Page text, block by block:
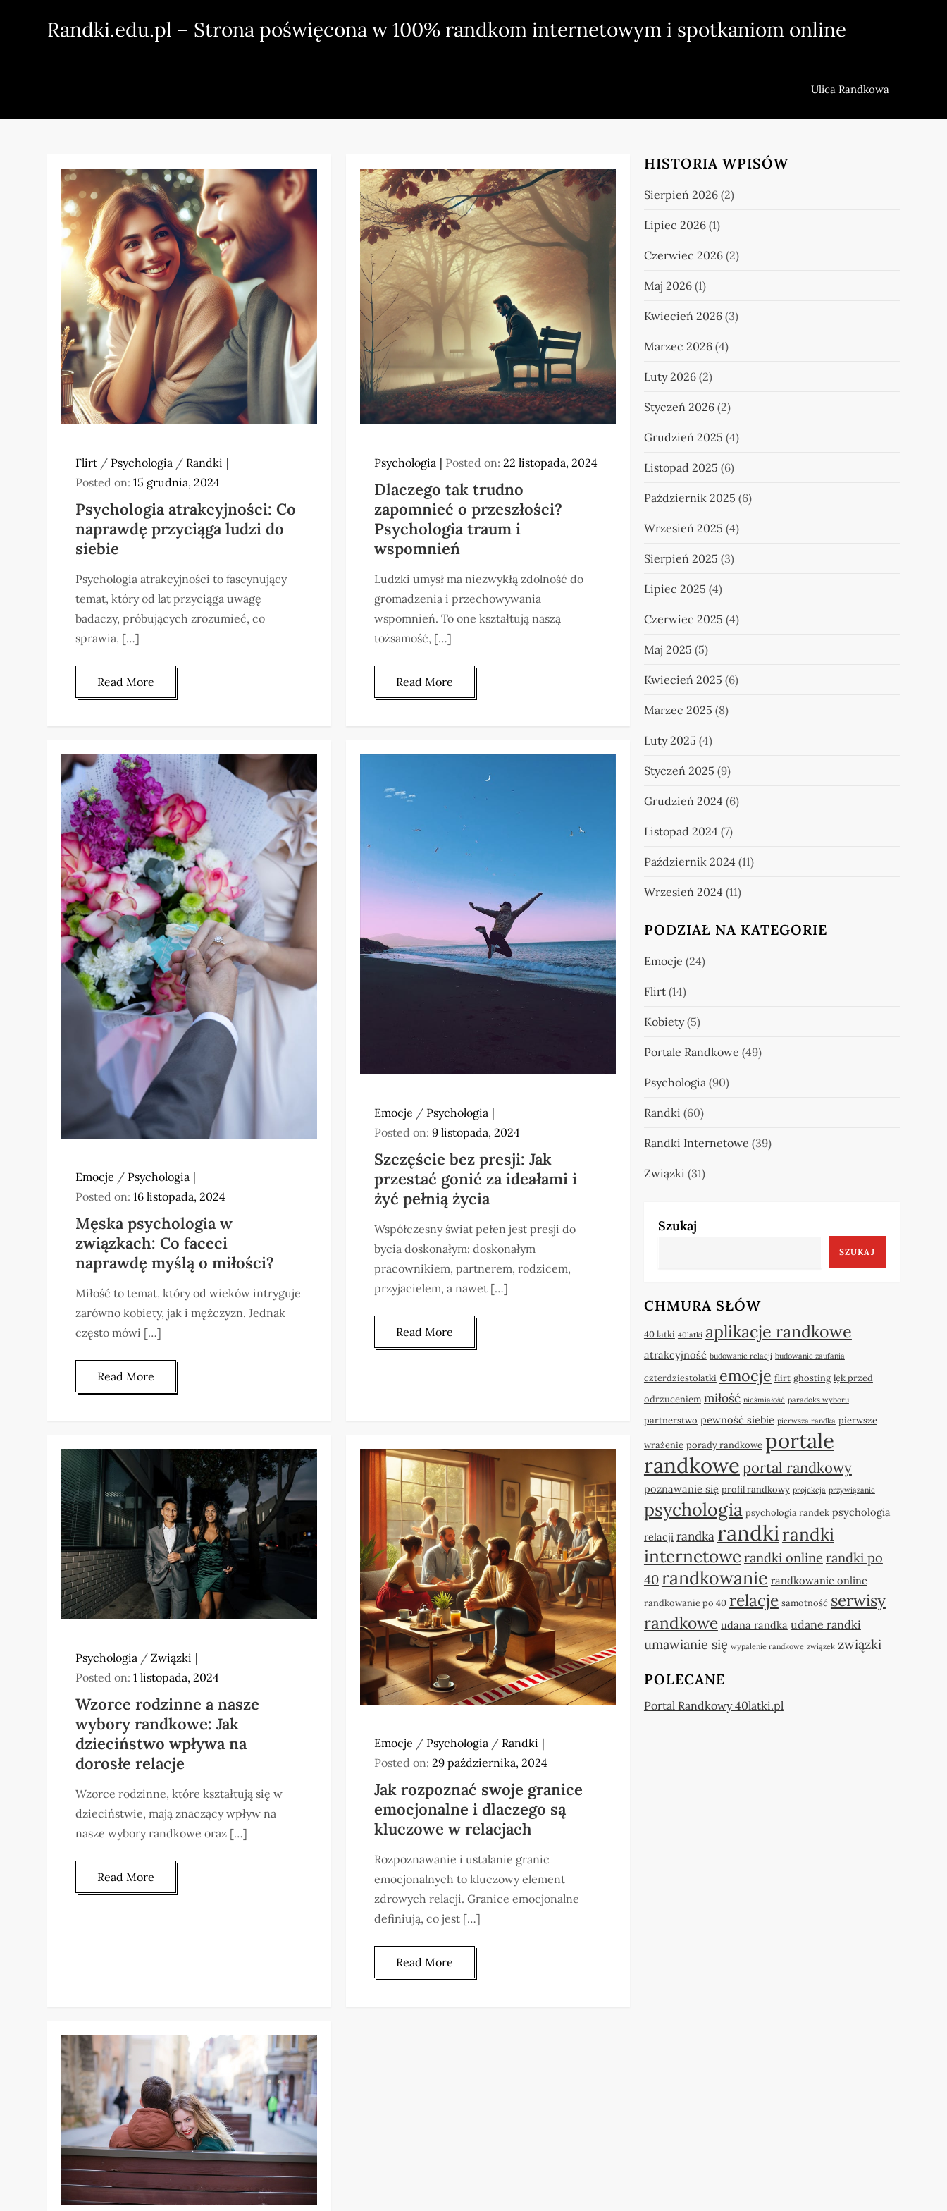
Randki.edu.pl – Strona poświęcona w 100% randkom internetowym i spotkaniom online
Ulica Randkowa
Flirt / Psychologia / Randki
Posted on:15 grudnia, 2024
Psychologia atrakcyjności: Co
naprawdę przyciąga ludzi do
siebie
Psychologia atrakcyjności to fascynujący
temat, który od lat przyciąga uwagę
badaczy, próbujących zrozumieć, co
sprawia, […]
Read More
Psychologia Posted on: 22 listopada, 2024
Dlaczego tak trudno
zapomnieć o przeszłości?
Psychologia traum i
wspomnień
Ludzki umysł ma niezwykłą zdolność do
gromadzenia i przechowywania
wspomnień. To one kształtują naszą
tożsamość, […]
Read More
Emocje / Psychologia
Posted on:16 listopada, 2024
Męska psychologia w
związkach: Co faceci
naprawdę myślą o miłości?
Miłość to temat, który od wieków intryguje
zarówno kobiety, jak i mężczyzn. Jednak
często mówi […]
Read More
Emocje / Psychologia
Posted on: 9 listopada, 2024
Szczęście bez presji: Jak
przestać gonić za ideałami i
żyć pełnią życia
Współczesny świat pełen jest presji do
bycia doskonałym: doskonałym
pracownikiem, partnerem, rodzicem,
przyjacielem, a nawet […]
Read More
Psychologia /Związki
Posted on:1 listopada, 2024
Wzorce rodzinne a nasze
wybory randkowe: Jak
dzieciństwo wpływa na
dorosłe relacje
Wzorce rodzinne, które kształtują się w
dzieciństwie, mają znaczący wpływ na
nasze wybory randkowe oraz […]
Read More
Emocje / Psychologia/ Randki
Posted on: 29 października, 2024
Jak rozpoznać swoje granice
emocjonalne i dlaczego są
kluczowe w relacjach
Rozpoznawanie i ustalanie granic
emocjonalnych to kluczowy element
zdrowych relacji. Granice emocjonalne
definiują, co jest […]
Read More
HISTORIA WPISÓW
Sierpień 2026(2)
Lipiec 2026(1)
Czerwiec 2026(2)
Maj 2026(1)
Kwiecień 2026(3)
Marzec 2026(4)
Luty 2026(2)
Styczeń 2026(2)
Grudzień 2025 (4)
Listopad 2025 (6)
Październik 2025 (6)
Wrzesień 2025 (4)
Sierpień 2025 (3)
Lipiec 2025 (4)
Czerwiec 2025 (4)
Maj 2025 (5)
Kwiecień 2025 (6)
Marzec 2025 (8)
Luty 2025 (4)
Styczeń 2025 (9)
Grudzień 2024(6)
Listopad 2024(7)
Październik 2024(11)
Wrzesień 2024(11)
PODZIAŁ NA KATEGORIE
Emocje (24)
Flirt(14)
Kobiety(5)
Portale Randkowe (49)
Psychologia(90)
Randki (60)
Randki Internetowe (39)
Związki (31)
Szukaj
SZUKAJ
CHMURA SŁÓW
40 latki 40latki aplikacje randkowe
atrakcyjność budowanie relacji budowanie zaufania
czterdziestolatki emocje flirt ghosting lęk przed
odrzuceniem miłość nieśmiałość paradoks wyboru
partnerstwo pewność siebie pierwsza randka pierwsze
wrażenie porady randkowe portale
randkoweportal randkowy
poznawanie się profil randkowy projekcja przywiązanie
psychologia psychologia randek psychologia
relacji randka randkirandki
internetowe randki online randki po
40 randkowanie randkowanie online
randkowanie po 40 relacje samotność serwisy
randkowe udana randka udane randki
umawianie się wypalenie randkowe związek związki
POLECANE
Portal Randkowy 40latki.pl